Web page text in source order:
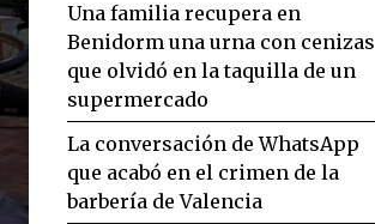
Una familia recupera en
Benidorm una urna con cenizas
que olvidó en la taquilla de un
supermercado
La conversación de WhatsApp
que acabó en el crimen de la
barbería de Valencia